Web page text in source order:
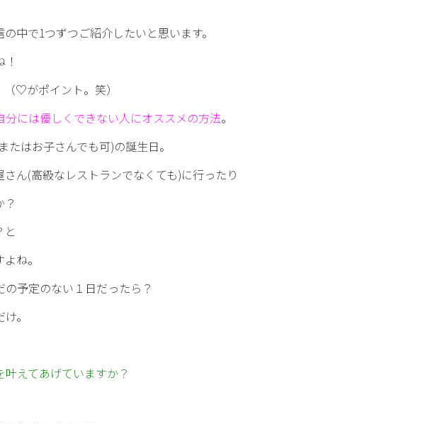
中で1つずつご紹介したいと思います。
（♡がポイント。笑）
には優しくできない人にオススメの方法。
はお子さんでも可)の誕生日。
ん(高級なレストランでなくても)に行ったり
と
ね。
予定のない１日だったら？
。
えてあげていますか？